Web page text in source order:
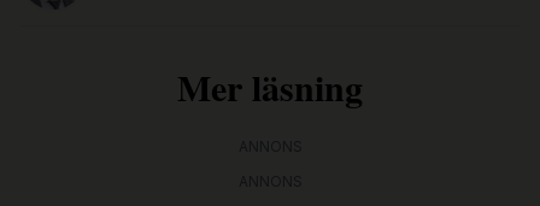
Mer läsning